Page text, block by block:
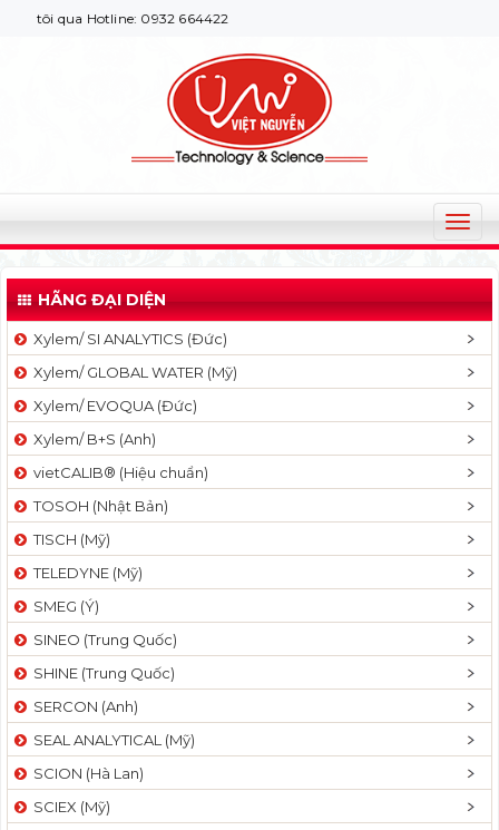
qua Hotline: 0932 664422
T
o
g
l
v
a
t
n
HÃNG ĐẠI DIỆN
Xylem/ SI ANALYTICS (Đức)
Xylem/ GLOBAL WATER (Mỹ)
Xylem/ EVOQUA (Đức)
Xylem/ B+S (Anh)
vietCALIB® (Hiệu chuẩn)
TOSOH (Nhật Bản)
TISCH (Mỹ)
TELEDYNE (Mỹ)
SMEG (Ý)
SINEO (Trung Quốc)
SHINE (Trung Quốc)
SERCON (Anh)
SEAL ANALYTICAL (Mỹ)
SCION (Hà Lan)
SCIEX (Mỹ)